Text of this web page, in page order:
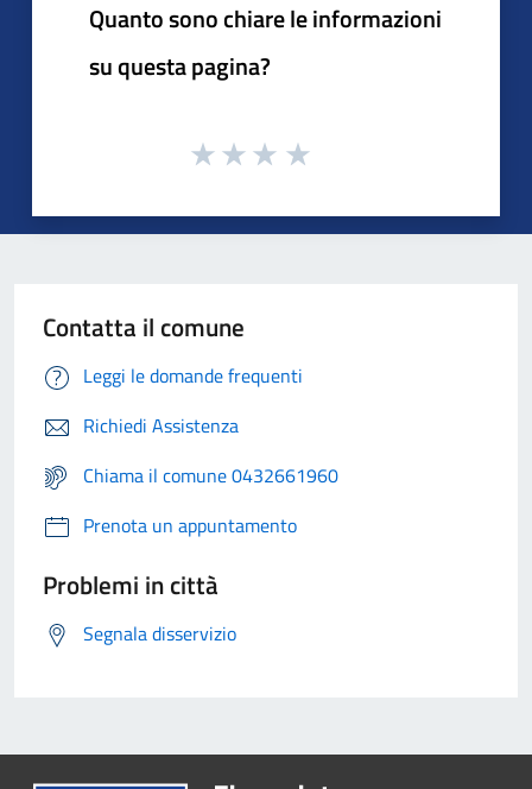
Quanto sono chiare le informazioni
su questa pagina?
Contatta il comune
Leggi le domande frequenti
Richiedi Assistenza
Chiama il comune 0432661960
Prenota un appuntamento
Problemi in città
Segnala disservizio